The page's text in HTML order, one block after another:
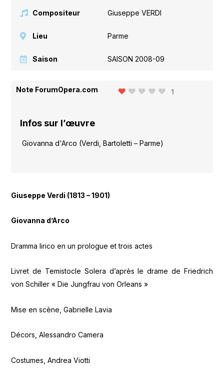
Compositeur Giuseppe VERDI
Lieu Parme
Saison SAISON 2008-09
Note ForumOpera.com 1
Infos sur l’œuvre
Giovanna d'Arco (Verdi, Bartoletti – Parme)
Giuseppe Verdi (1813 – 1901)
Giovanna d’Arco
Dramma lirico en un prologue et trois actes
Livret de Temistocle Solera d’après le drame de Friedrich
von Schiller « Die Jungfrau von Orleans »
Mise en scène, Gabrielle Lavia
Décors, Alessandro Camera
Costumes, Andrea Viotti